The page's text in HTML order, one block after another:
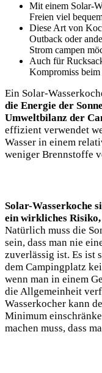
Mit einem Solar-
Freien viel
Diese Art von⁢
Outback oder
Strom campen
Auch für
Kompromiss
Ein Solar-
die Energie der
⁤Umweltbilanz der
effizient verwendet
Wasser in einem
weniger Brennstoffe
Solar-Wasserkoche
ein wirkliches Risiko,⁢
Natürlich⁤ muss die
sein, dass man nie
zuverlässig ist. Es ist
dem ⁤Campingplatz
wenn man in einem
die Allgemeinheit
Wasserkocher kann‌
Minimum
machen muss, dass‌